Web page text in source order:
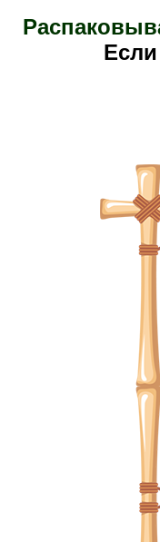
Е